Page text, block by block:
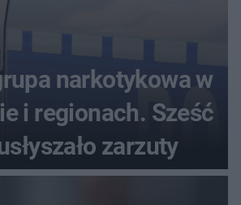
narkotykowa w
i regionach. Sześć
zarzuty